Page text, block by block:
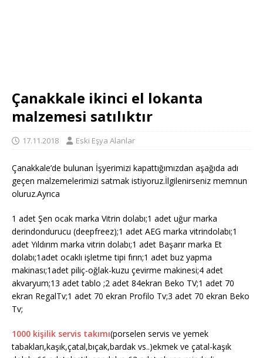
Çanakkale ikinci el lokanta
malzemesi satılıktır
17.11.2018 Eski Eşya Alanlar
Çanakkale’de bulunan İşyerimizi kapattığımızdan aşağıda adı
geçen malzemelerimizi satmak istiyoruz.İlgilenirseniz memnun
oluruz.Ayrıca
1 adet Şen ocak marka Vitrin dolabı;1 adet uğur marka
derindondurucu (deepfreez);1 adet AEG marka vitrindolabı;1
adet Yıldırım marka vitrin dolabı;1 adet Başarır marka Et
dolabı;1adet ocaklı işletme tipi fırın;1 adet buz yapma
makinası;1adet piliç-oğlak-kuzu çevirme makinesi;4 adet
akvaryum;13 adet tablo ;2 adet 84ekran Beko TV;1 adet 70
ekran RegalTv;1 adet 70 ekran Profilo Tv;3 adet 70 ekran Beko
Tv;
1000 kişilik servis takımı(porselen servis ve yemek
tabakları,kaşık,çatal,bıçak,bardak vs..)ekmek ve çatal-kaşık